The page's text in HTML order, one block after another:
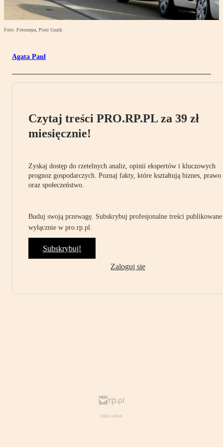
Foto: Fotorzepa, Piotr Guzik
Agata Paul
Czytaj treści PRO.RP.PL za 39 zł
miesięcznie!
Zyskaj dostęp do rzetelnych analiz, opinii ekspertów i kluczowych
prognoz gospodarczych. Poznaj fakty, które kształtują biznes, prawo
oraz społeczeństwo.
Buduj swoją przewagę. Subskrybuj profesjonalne treści publikowane
wyłącznie w pro.rp.pl.
Subskrybuj!
Zaloguj się